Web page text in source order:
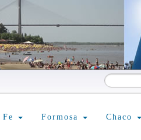
Fe Formosa Chaco